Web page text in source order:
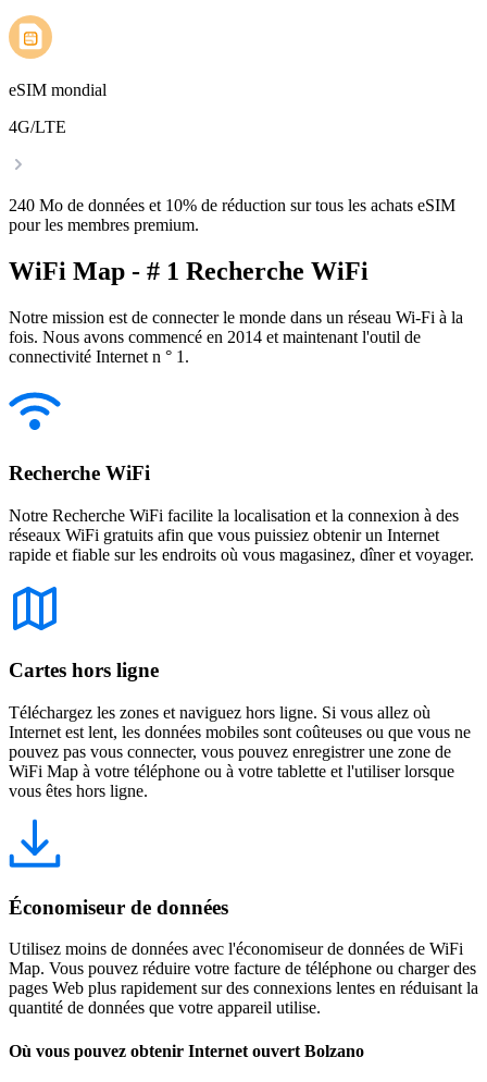
eSIM mondial
4G/LTE
240 Mo de données et 10% de réduction sur tous les achats eSIM
pour les membres premium.
WiFi Map - # 1 Recherche WiFi
Notre mission est de connecter le monde dans un réseau Wi-Fi à la
fois. Nous avons commencé en 2014 et maintenant l'outil de
connectivité Internet n ° 1.
Recherche WiFi
Notre Recherche WiFi facilite la localisation et la connexion à des
réseaux WiFi gratuits afin que vous puissiez obtenir un Internet
rapide et fiable sur les endroits où vous magasinez, dîner et voyager.
Cartes hors ligne
Téléchargez les zones et naviguez hors ligne. Si vous allez où
Internet est lent, les données mobiles sont coûteuses ou que vous ne
pouvez pas vous connecter, vous pouvez enregistrer une zone de
WiFi Map à votre téléphone ou à votre tablette et l'utiliser lorsque
vous êtes hors ligne.
Économiseur de données
Utilisez moins de données avec l'économiseur de données de WiFi
Map. Vous pouvez réduire votre facture de téléphone ou charger des
pages Web plus rapidement sur des connexions lentes en réduisant la
quantité de données que votre appareil utilise.
Où vous pouvez obtenir Internet ouvert Bolzano